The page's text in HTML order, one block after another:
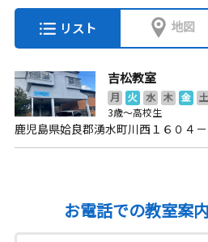
リスト 地図
吉松教室
月 火 水 木 金 土
3歳～高校生
鹿児島県姶良郡湧水町川西１６０４－
お電話での教室案内